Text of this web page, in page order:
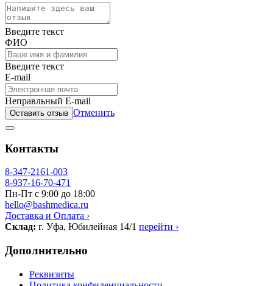
Введите текст
ФИО
Введите текст
E-mail
Неправльный E-mail
Оставить отзыв Отменить
Контакты
8-347-2161-003
8-937-16-70-471
Пн-Пт с 9:00 до 18:00
hello@bashmedica.ru
Доставка и Оплата ›
Склад: г. Уфа, Юбилейная 14/1 перейти ›
Дополнительно
Реквизиты